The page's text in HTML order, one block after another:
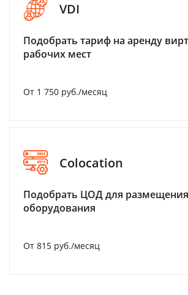
VDI
Подобрать тариф на аренду
рабочих мест
От 1 750 руб./месяц
Colocation
Подобрать ЦОД для
оборудования
От 815 руб./месяц